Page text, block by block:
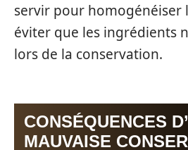
servir pour homogénéiser
éviter que les ingrédients
lors de la conservation.
CONSÉQUENCES
MAUVAISE